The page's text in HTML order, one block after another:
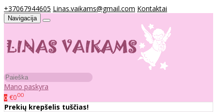
+37067944605 Linas.vaikams@gmail.com Kontaktai
Navigacija
Mano paskyra
0 €000
Prekių krepšelis tuščias!